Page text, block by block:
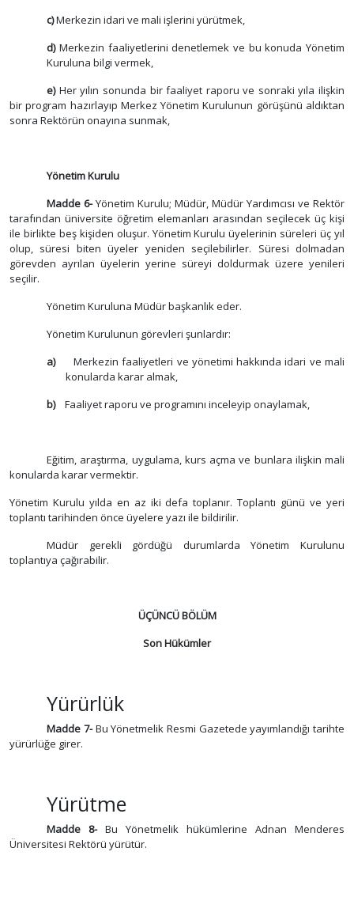
c)Merkezin idari ve mali işlerini yürütmek,
d)Merkezin faaliyetlerini denetlemek ve bu konuda Yönetim
Kuruluna bilgi vermek,
e)Her yılın sonunda bir faaliyet raporu ve sonraki yıla ilişkin
bir program hazırlayıp Merkez Yönetim Kurulunun görüşünü aldıktan
sonra Rektörün onayına sunmak,
Yönetim Kurulu
Madde 6-Yönetim Kurulu; Müdür, Müdür Yardımcısı ve Rektör
tarafından üniversite öğretim elemanları arasından seçilecek üç kişi
ile birlikte beş kişiden oluşur. Yönetim Kurulu üyelerinin süreleri üç yıl
olup, süresi biten üyeler yeniden seçilebilirler. Süresi dolmadan
görevden ayrılan üyelerin yerine süreyi doldurmak üzere yenileri
seçilir.
Yönetim Kuruluna Müdür başkanlık eder.
Yönetim Kurulunun görevleri şunlardır:
a)
Merkezin faaliyetleri ve yönetimi hakkında idari ve mali
konularda karar almak,
b)
Faaliyet raporu ve programını inceleyip onaylamak,
Eğitim, araştırma, uygulama, kurs açma ve bunlara ilişkin mali
konularda karar vermektir.
Yönetim Kurulu yılda en az iki defa toplanır. Toplantı günü ve yeri
toplantı tarihinden önce üyelere yazı ile bildirilir.
Müdür gerekli gördüğü durumlarda Yönetim Kurulunu
toplantıya çağırabilir.
ÜÇÜNCÜ BÖLÜM
Son Hükümler
Yürürlük
Madde 7-Bu Yönetmelik Resmi Gazetede yayımlandığı tarihte
yürürlüğe girer.
Yürütme
Madde 8-Bu Yönetmelik hükümlerine Adnan Menderes
Üniversitesi Rektörü yürütür.